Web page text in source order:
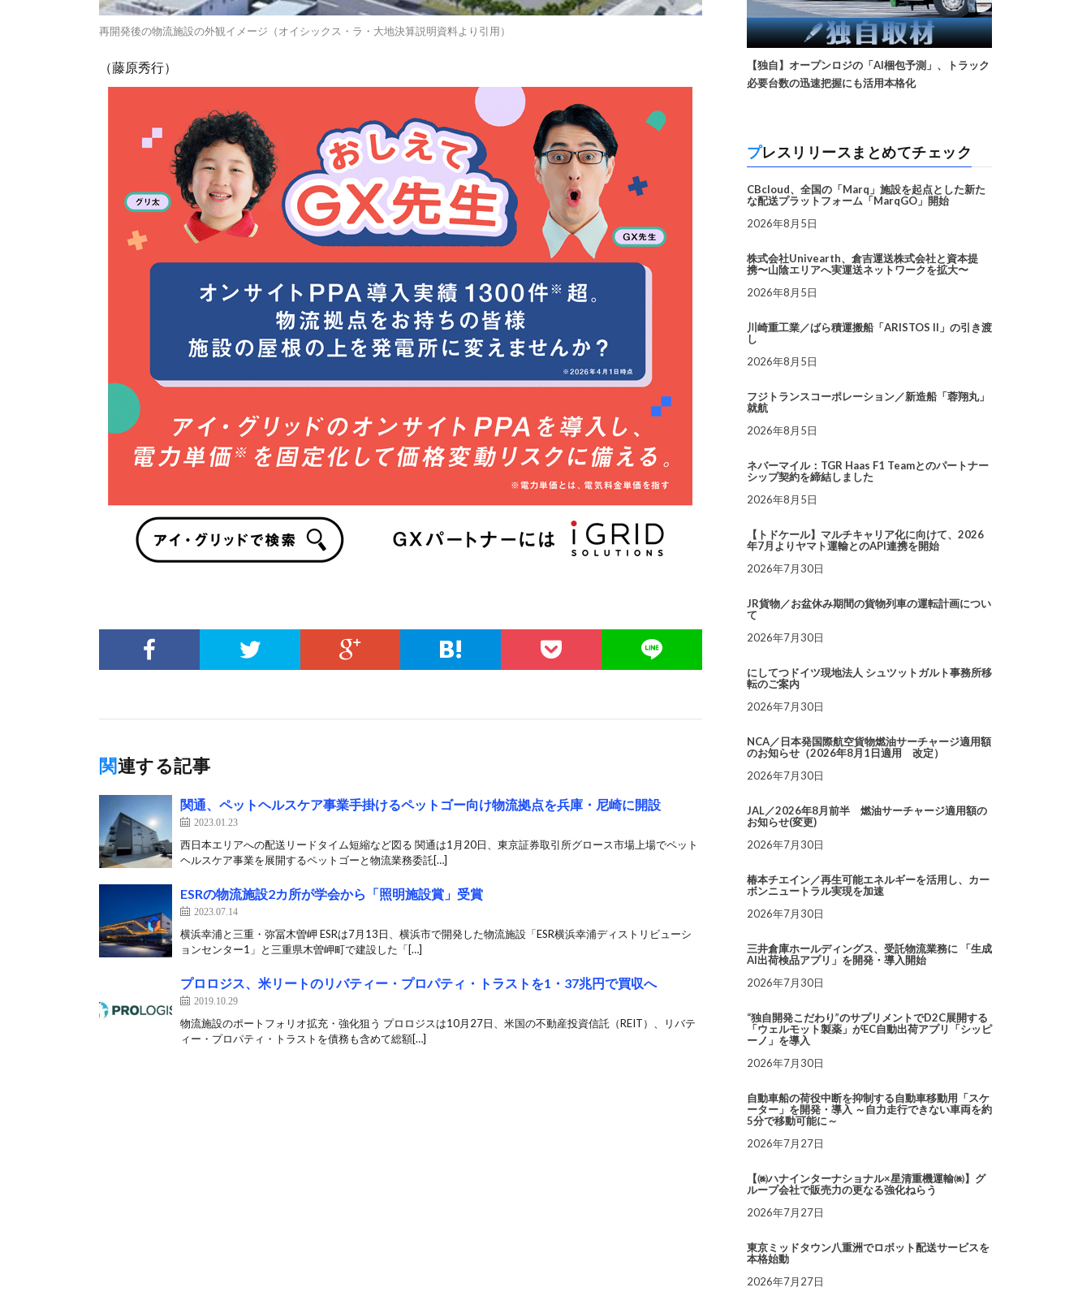
再開発後の物流施設の外観イメージ（オイシックス・ラ・大地決算説明資料より引用）
（藤原秀行）
関連する記事
関通、ペットヘルスケア事業手掛けるペットゴー向け物流拠点を兵庫・尼崎に開設
2023.01.23
西日本エリアへの配送リードタイム短縮など図る 関通は1月20日、東京証券取引所グロース市場上場でペット
ヘルスケア事業を展開するペットゴーと物流業務委託[…]
ESRの物流施設2カ所が学会から「照明施設賞」受賞
2023.07.14
横浜幸浦と三重・弥冨木曽岬 ESRは7月13日、横浜市で開発した物流施設「ESR横浜幸浦ディストリビューシ
ョンセンター1」と三重県木曽岬町で建設した「[…]
プロロジス、米リートのリバティー・プロパティ・トラストを1・37兆円で買収へ
2019.10.29
物流施設のポートフォリオ拡充・強化狙う プロロジスは10月27日、米国の不動産投資信託（REIT）、リバテ
ィー・プロパティ・トラストを債務も含めて総額[…]
【独自】オープンロジの「AI梱包予測」、トラック
必要台数の迅速把握にも活用本格化
プレスリリースまとめてチェック
CBcloud、全国の「Marq」施設を起点とした新た
な配送プラットフォーム「MarqGO」開始
2026年8月5日
株式会社Univearth、倉吉運送株式会社と資本提
携〜山陰エリアへ実運送ネットワークを拡大〜
2026年8月5日
川崎重工業／ばら積運搬船「ARISTOS II」の引き渡
し
2026年8月5日
フジトランスコーポレーション／新造船「蓉翔丸」
就航
2026年8月5日
ネバーマイル：TGR Haas F1 Teamとのパートナー
シップ契約を締結しました
2026年8月5日
【トドケール】マルチキャリア化に向けて、2026
年7月よりヤマト運輸とのAPI連携を開始
2026年7月30日
JR貨物／お盆休み期間の貨物列車の運転計画につい
て
2026年7月30日
にしてつドイツ現地法人 シュツットガルト事務所移
転のご案内
2026年7月30日
NCA／日本発国際航空貨物燃油サーチャージ適用額
のお知らせ（2026年8月1日適用 改定）
2026年7月30日
JAL／2026年8月前半 燃油サーチャージ適用額の
お知らせ(変更)
2026年7月30日
椿本チエイン／再生可能エネルギーを活用し、カー
ボンニュートラル実現を加速
2026年7月30日
三井倉庫ホールディングス、受託物流業務に 「生成
AI出荷検品アプリ」を開発・導入開始
2026年7月30日
“独自開発こだわり”のサプリメントでD2C展開する
「ウェルモット製薬」がEC自動出荷アプリ「シッピ
ーノ」を導入
2026年7月30日
自動車船の荷役中断を抑制する自動車移動用「スケ
ーター」を開発・導入 ～自力走行できない車両を約
5分で移動可能に～
2026年7月27日
【㈱ハナインターナショナル×星清重機運輸㈱】グ
ループ会社で販売力の更なる強化ねらう
2026年7月27日
東京ミッドタウン八重洲でロボット配送サービスを
本格始動
2026年7月27日